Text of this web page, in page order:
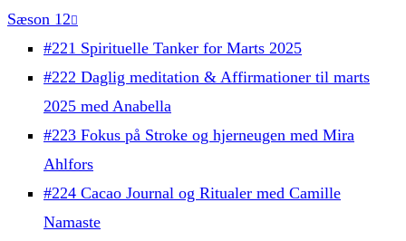
Sæson 12
#221 Spirituelle Tanker for Marts 2025
#222 Daglig meditation & Affirmationer til marts
2025 med Anabella
#223 Fokus på Stroke og hjerneugen med Mira
Ahlfors
#224 Cacao Journal og Ritualer med Camille
Namaste